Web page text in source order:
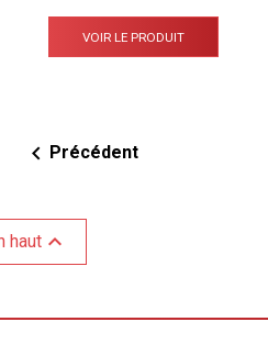
VOIR LE PRODUIT
 Précédent
haut